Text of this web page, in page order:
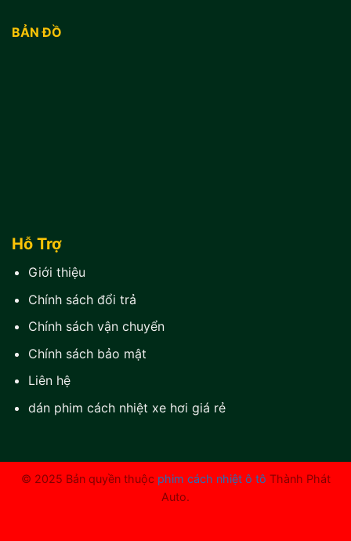
BẢN ĐỒ
Hỗ Trợ
Giới thiệu
Chính sách đổi trả
Chính sách vận chuyển
Chính sách bảo mật
Liên hệ
dán phim cách nhiệt xe hơi giá rẻ
© 2025 Bản quyền thuộc phim cách nhiệt ô tô Thành Phát
Auto.